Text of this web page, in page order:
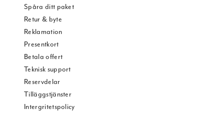
Spåra ditt paket
Retur & byte
Reklamation
Presentkort
Betala offert
Teknisk support
Reservdelar
Tilläggstjänster
Intergritetspolicy